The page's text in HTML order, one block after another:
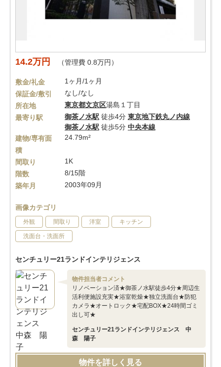
14.2万円 （管理費 0.8万円）
敷金/礼金
1ヶ月/1ヶ月
保証金/敷引
なし/なし
所在地
東京都文京区湯島１丁目
最寄り駅
御茶ノ水駅 徒歩4分 東京地下鉄丸ノ内線
御茶ノ水駅 徒歩5分 中央本線
建物/専有面
積
24.79m²
間取り
1K
階数
8/15階
築年月
2003年09月
画像カテゴリ
外観 間取り 洋室 キッチン
洗面台・洗面所
センチュリー21ランドインテリジェンス
物件担当者コメント
リノベーション済★御茶ノ水駅徒歩4分★周辺生
活利便施設充実★浴室乾燥★独立洗面台★防犯
カメラ★オートロック★宅配BOX★24時間ゴミ
出し可★
センチュリー21ランドインテリジェンス 中
森 陽子
物件を詳しく見る